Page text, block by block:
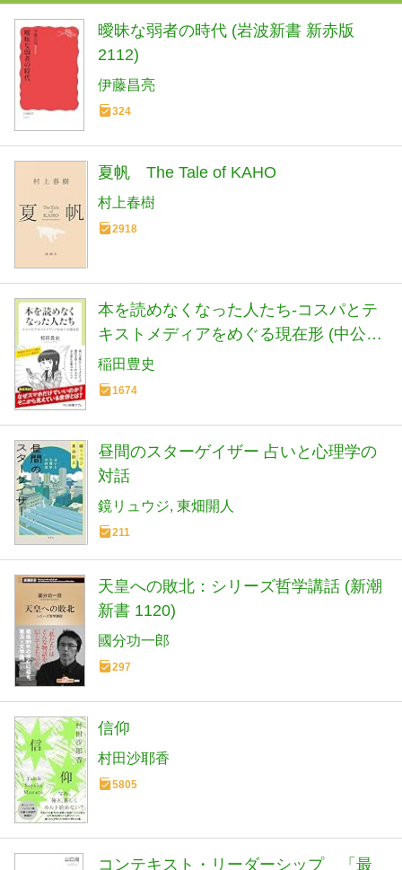
曖昧な弱者の時代 (岩波新書 新赤版
2112)
伊藤昌亮
324
夏帆 The Tale of KAHO
村上春樹
2918
本を読めなくなった人たち-コスパとテ
キストメディアをめぐる現在形 (中公新
書ラクレ 861)
稲田豊史
1674
昼間のスターゲイザー 占いと心理学の
対話
鏡リュウジ 東畑開人
211
天皇への敗北：シリーズ哲学講話 (新潮
新書 1120)
國分功一郎
297
信仰
村田沙耶香
5805
コンテキスト・リーダーシップ 「最